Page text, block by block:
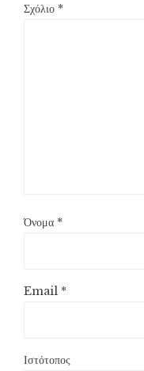
Σχόλιο *
Όνομα *
Email *
Ιστότοπος